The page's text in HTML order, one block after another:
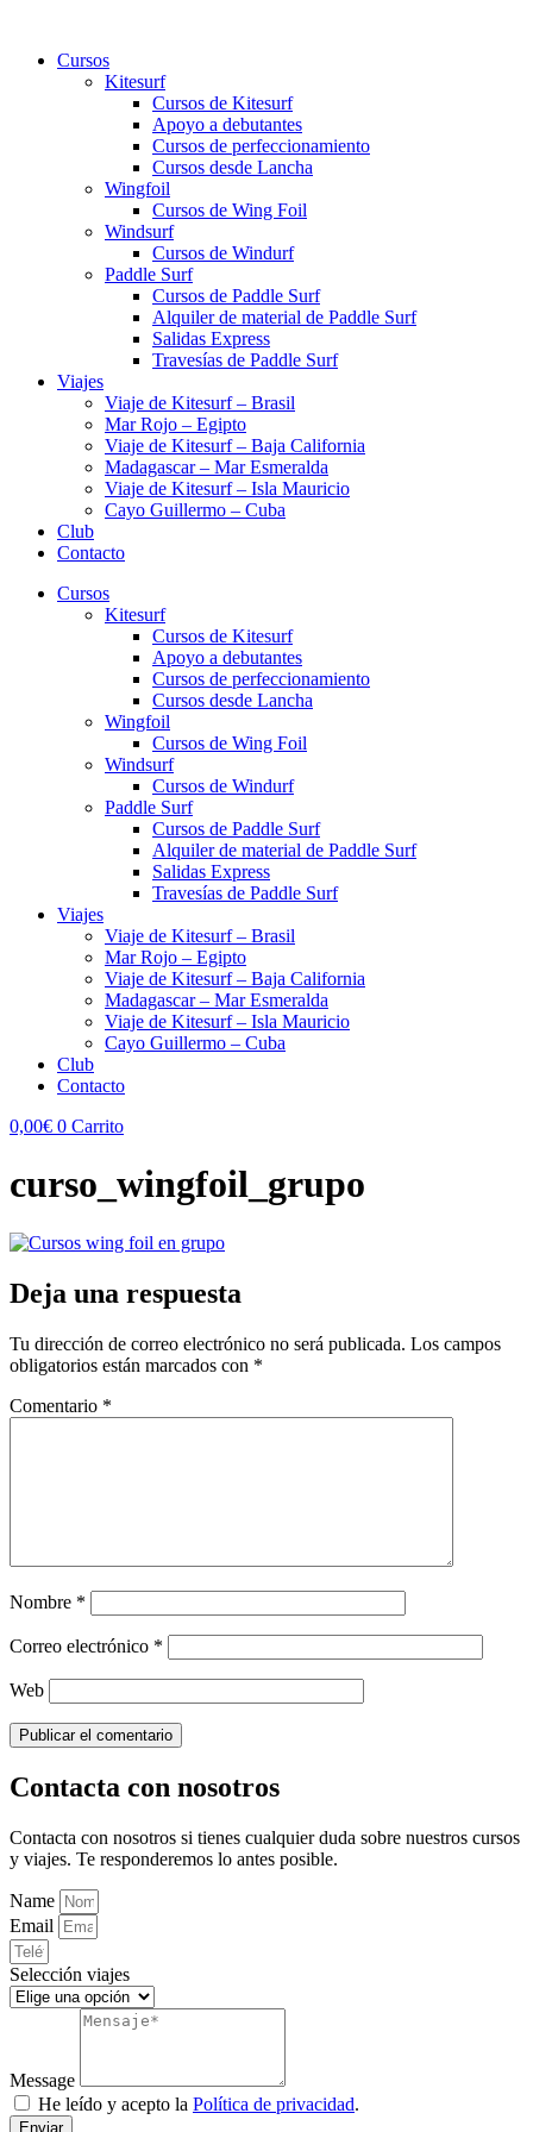
contenidoCursos
Kitesurf
Cursos de Kitesurf
Apoyo a debutantes
Cursos de perfeccionamiento
Cursos desde Lancha
Wingfoil
Cursos de Wing Foil
Windsurf
Cursos de Windurf
Paddle Surf
Cursos de Paddle Surf
Alquiler de material de Paddle Surf
Salidas Express
Travesías de Paddle Surf
Viajes
Viaje de Kitesurf – Brasil
Mar Rojo – Egipto
Viaje de Kitesurf – Baja California
Madagascar – Mar Esmeralda
Viaje de Kitesurf – Isla Mauricio
Cayo Guillermo – Cuba
Club
Contacto
Cursos
Kitesurf
Cursos de Kitesurf
Apoyo a debutantes
Cursos de perfeccionamiento
Cursos desde Lancha
Wingfoil
Cursos de Wing Foil
Windsurf
Cursos de Windurf
Paddle Surf
Cursos de Paddle Surf
Alquiler de material de Paddle Surf
Salidas Express
Travesías de Paddle Surf
Viajes
Viaje de Kitesurf – Brasil
Mar Rojo – Egipto
Viaje de Kitesurf – Baja California
Madagascar – Mar Esmeralda
Viaje de Kitesurf – Isla Mauricio
Cayo Guillermo – Cuba
Club
Contacto
0,00€ 0 Carrito
curso_wingfoil_grupo
Deja una respuesta
Tu dirección de correo electrónico no será publicada. Los campos
obligatorios están marcados con *
Comentario *
Nombre *
Correo electrónico *
Web
Contacta con nosotros
Contacta con nosotros si tienes cualquier duda sobre nuestros cursos
y viajes. Te responderemos lo antes posible.
Name
Email
Selección viajes
Message
He leído y acepto la Política de privacidad.
Enviar